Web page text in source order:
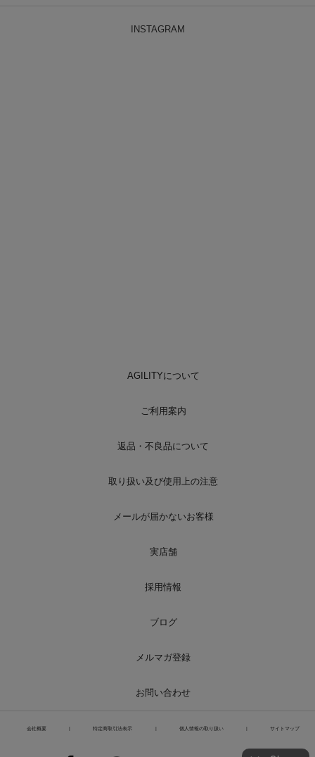
INSTAGRAM
AGILITYについて
ご利用案内
返品・不良品について
取り扱い及び使用上の注意
メールが届かないお客様
実店舗
採用情報
ブログ
メルマガ登録
お問い合わせ
会社概要 特定商取引法表示 個人情報の取り扱い サイトマップ